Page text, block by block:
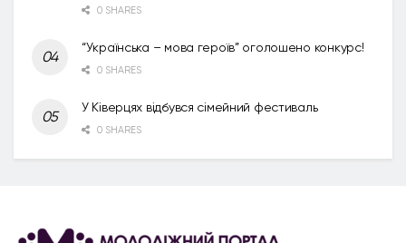
0 SHARES
“Українська – мова героїв” оголошено конкурс!
0 SHARES
У Ківерцях відбувся сімейний фестиваль
0 SHARES